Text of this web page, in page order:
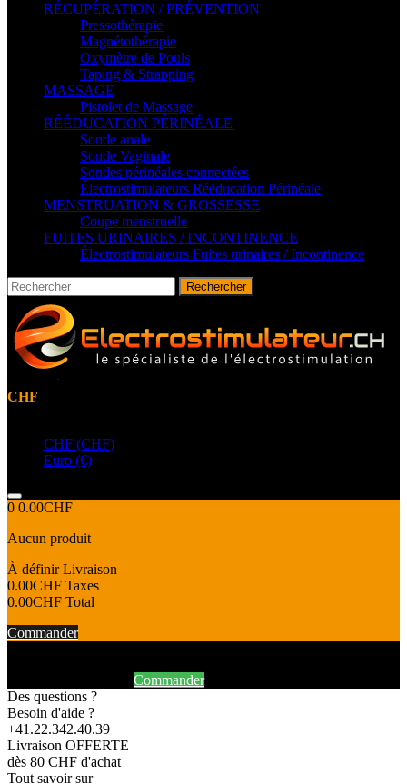
RÉCUPÉRATION / PRÉVENTION
Pressothérapie
Magnétothérapie
Oxymètre de Pouls
Taping & Strapping
MASSAGE
Pistolet de Massage
RÉÉDUCATION PÉRINÉALE
Sonde anale
Sonde Vaginale
Sondes périnéales connectées
Électrostimulateurs Rééducation Périnéale
MENSTRUATION & GROSSESSE
Coupe menstruelle
FUITES URINAIRES / INCONTINENCE
Électrostimulateurs Fuites urinaires / Incontinence
Rechercher
CHF
CHF (CHF)
Euro (€)
0 0.00CHF
Aucun produit
À définirLivraison
0.00CHF Taxes
0.00CHF Total
Commander
Commander
Des questions ?
Besoin d'aide ?
+41.22.342.40.39
Livraison OFFERTE
dès 80 CHF d'achat
Tout savoir sur